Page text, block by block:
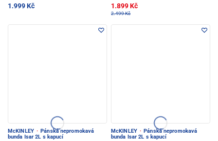
1.999 Kč 1.899 Kč
2.499 Kč
McKINLEY · Pánská nepromokavá
bunda Isar 2L s kapucí
McKINLEY · Pánská nepromokavá
bunda Isar 2L s kapucí